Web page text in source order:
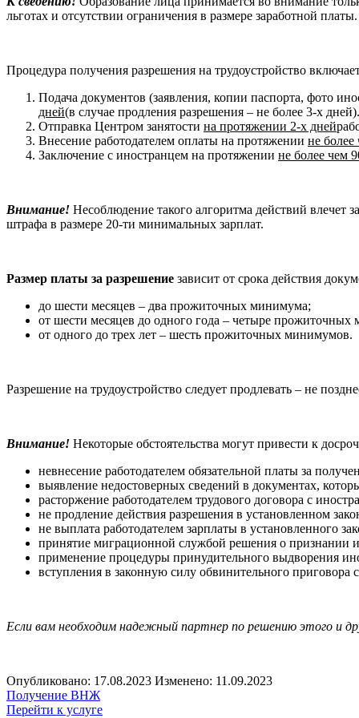
льготах и отсутствии ограничения в размере заработной платы.
Процедура получения разрешения на трудоустройство
Подача документов (заявления, копии паспорта, фото
дней(в случае продления разрешения – не более 3-х дней).
Отправка Центром занятости на протяжении 2-х дней
Внесение работодателем оплаты на протяжении не более
Заключение с иностранцем на протяжении не более чем
Внимание! Несоблюдение такого алгоритма действий влечет
штрафа в размере 20-ти минимальных зарплат.
Размер платы за разрешение зависит от срока действия
до шести месяцев – два прожиточных минимума;
от шести месяцев до одного года – четыре
от одного до трех лет – шесть прожиточных минимумов.
Разрешение на трудоустройство следует продлевать – не
Внимание! Некоторые обстоятельства могут привести к
невнесение работодателем обязательной платы за
выявление недостоверных сведений в документах,
расторжение работодателем трудового договора с
не продление действия разрешения в установленном
не выплата работодателем зарплаты в установленного
принятие миграционной службой решения о признании
применение процедуры принудительного выдворения
вступления в законную силу обвинительного приговора
Если вам необходим надежный партнер по решению этого и
Опубликовано: 17.08.2023 Изменено: 11.09.2023
Получение ВНЖ
Перейти к услуге